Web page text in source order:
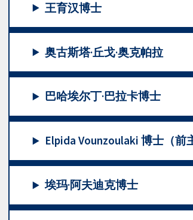
王育汉博士
奥古斯塔·丘戈·奥克帕拉
巴哈埃尔丁·巴拉卡博士
Elpida Vounzoulaki 博士（前
埃玛·阿夫迪克博士